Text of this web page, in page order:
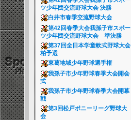
ツ少年団交流野球大会 決勝
白井市春季交流野球大会
第42回春季大会我孫子市スポー
ツ少年団交流野球大会 準決勝
第37回全日本学童軟式野球大会
柏予選
東葛地域少年野球選手権
我孫子市少年野球春季大会開会
式
我孫子市少年野球春季大会開幕
戦
第3回松戸ポニーリーグ野球大
会